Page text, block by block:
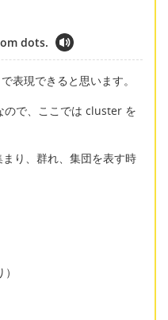
dots.
表現できると思います。
ので、ここでは cluster を
り、群れ、集団を表す時